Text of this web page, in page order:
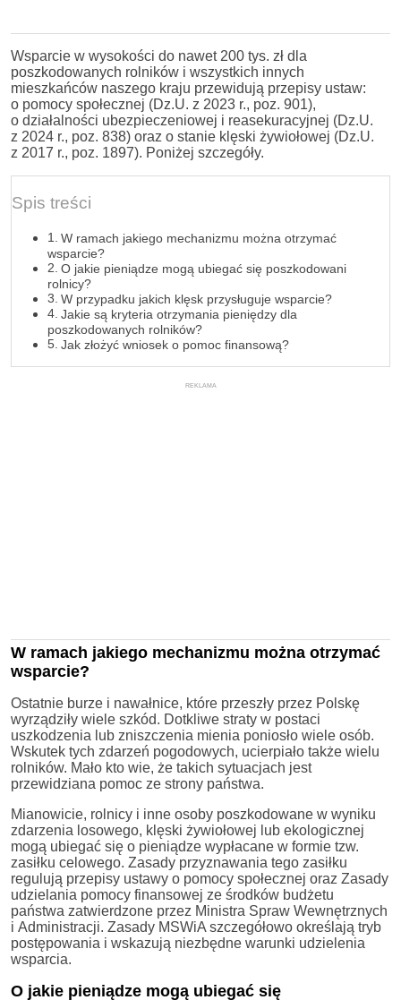
Wsparcie w wysokości do nawet 200 tys. zł dla
poszkodowanych rolników i wszystkich innych
mieszkańców naszego kraju przewidują przepisy ustaw:
o pomocy społecznej (Dz.U. z 2023 r., poz. 901),
o działalności ubezpieczeniowej i reasekuracyjnej (Dz.U.
z 2024 r., poz. 838) oraz o stanie klęski żywiołowej (Dz.U.
z 2017 r., poz. 1897). Poniżej szczegóły.
Spis treści
W ramach jakiego mechanizmu można otrzymać
wsparcie?
O jakie pieniądze mogą ubiegać się poszkodowani
rolnicy?
W przypadku jakich klęsk przysługuje wsparcie?
Jakie są kryteria otrzymania pieniędzy dla
poszkodowanych rolników?
Jak złożyć wniosek o pomoc finansową?
REKLAMA
W ramach jakiego mechanizmu można otrzymać
wsparcie?
Ostatnie burze i nawałnice, które przeszły przez Polskę
wyrządziły wiele szkód. Dotkliwe straty w postaci
uszkodzenia lub zniszczenia mienia poniosło wiele osób.
Wskutek tych zdarzeń pogodowych, ucierpiało także wielu
rolników. Mało kto wie, że takich sytuacjach jest
przewidziana pomoc ze strony państwa.
Mianowicie, rolnicy i inne osoby poszkodowane w wyniku
zdarzenia losowego, klęski żywiołowej lub ekologicznej
mogą ubiegać się o pieniądze wypłacane w formie tzw.
zasiłku celowego. Zasady przyznawania tego zasiłku
regulują przepisy ustawy o pomocy społecznej oraz Zasady
udzielania pomocy finansowej ze środków budżetu
państwa zatwierdzone przez Ministra Spraw Wewnętrznych
i Administracji. Zasady MSWiA szczegółowo określają tryb
postępowania i wskazują niezbędne warunki udzielenia
wsparcia.
O jakie pieniądze mogą ubiegać się